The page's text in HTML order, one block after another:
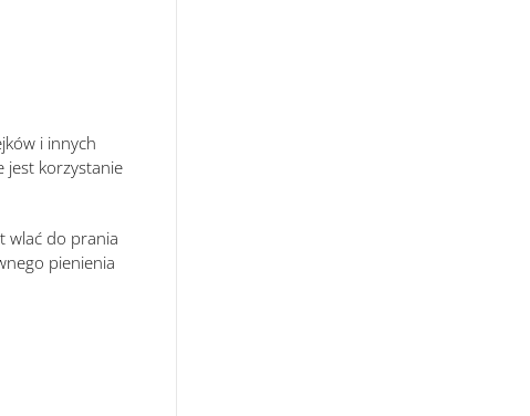
i innych
jest korzystanie
wlać do prania
pienienia